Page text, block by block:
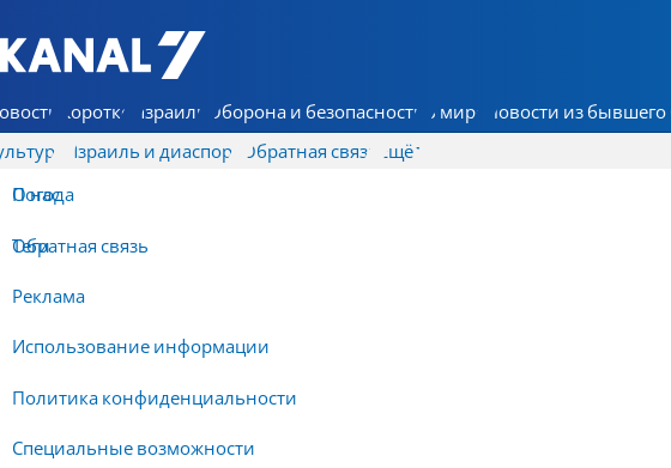
7 КАНАЛ - Аруц Шева
Коротко Израиль Оборона и безопасность В мире Новости из бывшего
Израиль и диаспора Обратная связь
О нас
Обратная связь
Реклама
Использование информации
Политика конфиденциальности
Специальные возможности
Ещё
Погода
Теги